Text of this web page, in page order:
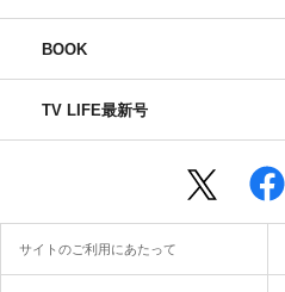
BOOK
TV LIFE最新号
サイトのご利用にあたって